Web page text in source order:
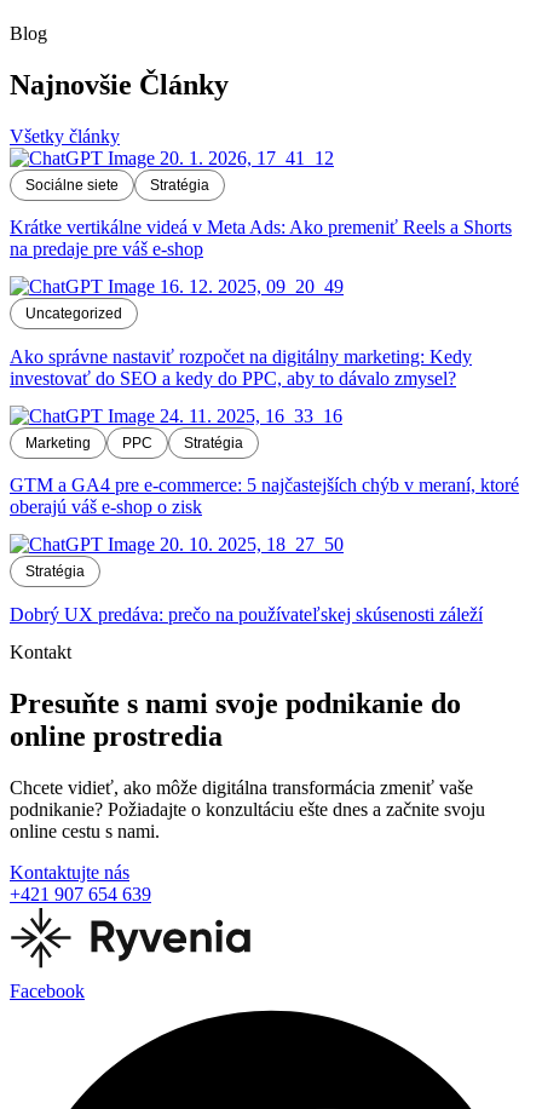
Blog
Najnovšie Články
Všetky články
Sociálne siete Stratégia
Krátke vertikálne videá v Meta Ads: Ako premeniť Reels a Shorts
na predaje pre váš e-shop
Uncategorized
Ako správne nastaviť rozpočet na digitálny marketing: Kedy
investovať do SEO a kedy do PPC, aby to dávalo zmysel?
Marketing PPC Stratégia
GTM a GA4 pre e-commerce: 5 najčastejších chýb v meraní, ktoré
oberajú váš e-shop o zisk
Stratégia
Dobrý UX predáva: prečo na používateľskej skúsenosti záleží
Kontakt
Presuňte s nami svoje podnikanie do
online prostredia
Chcete vidieť, ako môže digitálna transformácia zmeniť vaše
podnikanie? Požiadajte o konzultáciu ešte dnes a začnite svoju
online cestu s nami.
Kontaktujte nás
+421 907 654 639
Facebook